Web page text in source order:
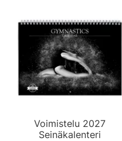
Voimistelu 2027
Seinäkalenteri